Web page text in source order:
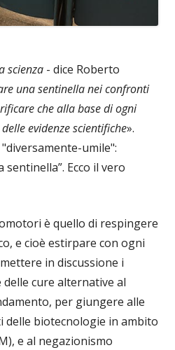
scienza - dice Roberto
una sentinella nei confronti
che alla base di ogni
evidenze scientifiche».
umile":
Ecco il vero
è quello di respingere
e cioè estirpare con ogni
in discussione i
cure alternative al
per giungere alle
delle biotecnologie in ambito
e al negazionismo